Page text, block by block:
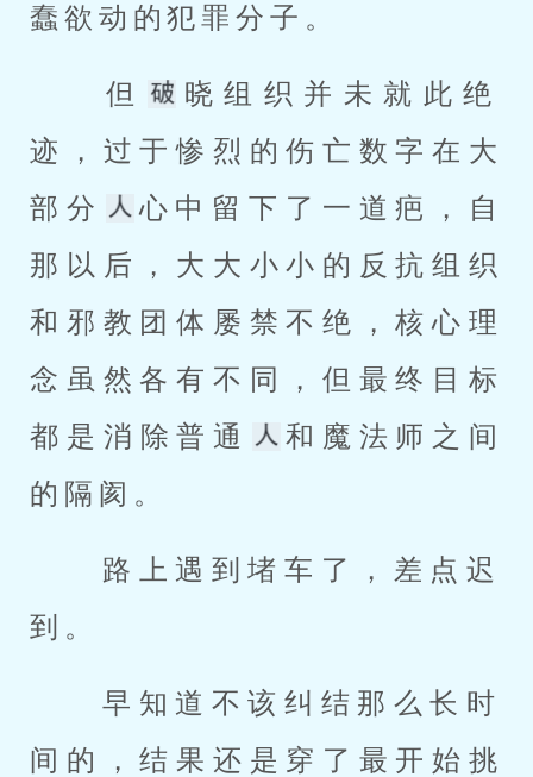
蠢欲动的犯罪分子。
但
晓组织并未就此绝
迹，过于惨烈的伤亡数字在大
部分
心中留下了一道疤，自
那以后，大大小小的反抗组织
和邪教团体屡禁不绝，核心理
念虽然各有不同，但最终目标
都是消除普通
和魔法师之间
的隔阂。
到。
间的，结果还是穿了最开始挑